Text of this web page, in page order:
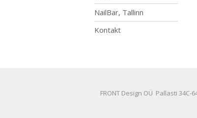
NailBar, Tallinn
Kontakt
FRONT Design OÜ Pallasti